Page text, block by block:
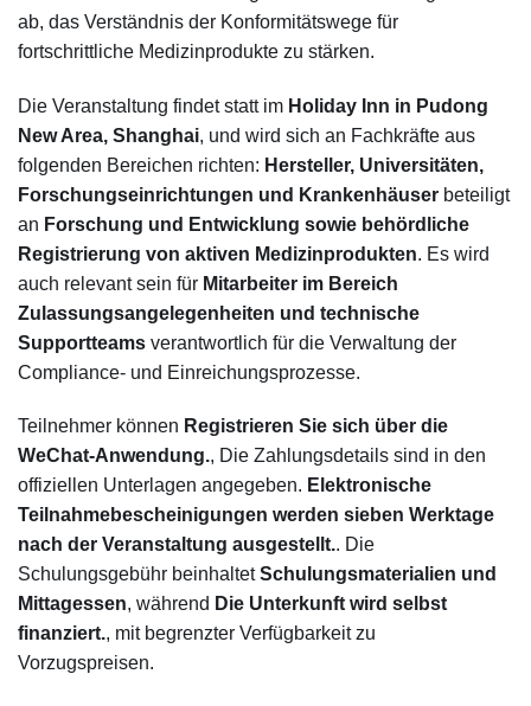
ab, das Verständnis der Konformitätswege für
fortschrittliche Medizinprodukte zu stärken.
Die Veranstaltung findet statt im Holiday Inn in Pudong
New Area, Shanghai, und wird sich an Fachkräfte aus
folgenden Bereichen richten: Hersteller, Universitäten,
Forschungseinrichtungen und Krankenhäuser beteiligt
an Forschung und Entwicklung sowie behördliche
Registrierung von aktiven Medizinprodukten. Es wird
auch relevant sein für Mitarbeiter im Bereich
Zulassungsangelegenheiten und technische
Supportteams verantwortlich für die Verwaltung der
Compliance- und Einreichungsprozesse.
Teilnehmer können Registrieren Sie sich über die
WeChat-Anwendung., Die Zahlungsdetails sind in den
offiziellen Unterlagen angegeben. Elektronische
Teilnahmebescheinigungen werden sieben Werktage
nach der Veranstaltung ausgestellt.. Die
Schulungsgebühr beinhaltetSchulungsmaterialien und
Mittagessen, während Die Unterkunft wird selbst
finanziert., mit begrenzter Verfügbarkeit zu
Vorzugspreisen.